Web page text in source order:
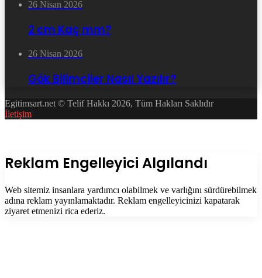
26 Nisan 2026
2 cm Kaç mm?
26 Nisan 2026
Gök Bilimciler Nasıl Yazılır?
Egitimsart.net © Telif Hakkı 2026, Tüm Hakları Saklıdır
İletişim
Kapalı
Reklam Engelleyici Algılandı
Web sitemiz insanlara yardımcı olabilmek ve varlığını sürdürebilmek
adına reklam yayınlamaktadır. Reklam engelleyicinizi kapatarak
ziyaret etmenizi rica ederiz.